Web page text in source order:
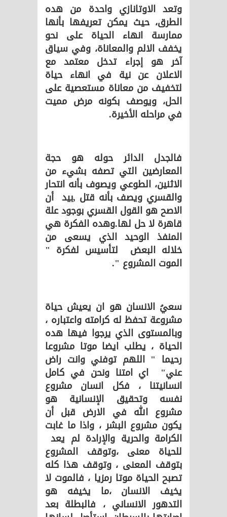
وتعد الاوتانازي واحدة من هده
الطرق، حيث يمكن تعريفها بأنها
ممارسة انهاء الحياة على نحو
يخفف الالم والمعاناة، وفي سياق
آخر هو إجراء تدخل معتمد مع
الاعلان عن نية في انهاء حياة
لتخفيف من معاناة مستعصية على
الحل، ويوصف بكونه مرض مميت
في مراحله الأخيرة.
فالجدل الدائر حوله هو حجة
المعارضين التي تصفه بشيء من
الاثنين، الطوعي ويصوف بأنه انتحار
والقسري ويصف بأنه قتل ,بيد أن
الاصح هو القول القسري بوجود علة
قاهرة لا حل لها.وهده الفكرة هي
المنفذ الوحيد الذي يسعى من
خلاله البعض لتأسيس لفكرة "
الموت المشروع ".
سعيُ الانسان هو ان يعيش حياة
مشروعة تحفظ له كرامته واعتباره ،
وبالمستوى الذي يرجوا فيها هده
الحياة ، يطلب ايضا موتا مشروعا
رحيما " اللهم توفني وانت راض
عني" اي امتنا ونحن في كامل
انسانيتنا ، فكل انسان مشروع
نفسه وتحقيق الإنسانية هو
مشروع الله في الارض قبل أن
يكون مشروع البشر ، واذا ما غابت
الكرامة والحرية والإرادة لم يعد
للحياة معنى ،وتوقف المشروع
بتوقف المعنى ، وتوقف هذا كله
تصبح الحياة موتا رمزيا ، فالموت لا
يخيف الانسان ،ما يخيفه هو
التدهور الانساني ، فالبطلة بعد